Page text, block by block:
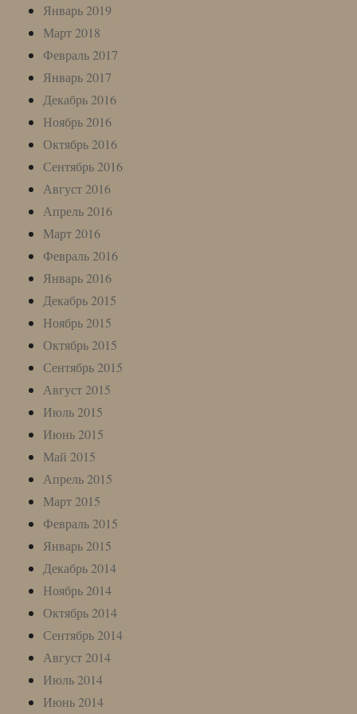
Январь 2019
Март 2018
Февраль 2017
Январь 2017
Декабрь 2016
Ноябрь 2016
Октябрь 2016
Сентябрь 2016
Август 2016
Апрель 2016
Март 2016
Февраль 2016
Январь 2016
Декабрь 2015
Ноябрь 2015
Октябрь 2015
Сентябрь 2015
Август 2015
Июль 2015
Июнь 2015
Май 2015
Апрель 2015
Март 2015
Февраль 2015
Январь 2015
Декабрь 2014
Ноябрь 2014
Октябрь 2014
Сентябрь 2014
Август 2014
Июль 2014
Июнь 2014